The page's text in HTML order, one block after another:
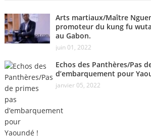
Arts martiaux/Maître
promoteur du kung fu
au Gabon.
juin 01, 2022
Echos des Panthères/Pas
d’embarquement pour
janvier 05, 2022